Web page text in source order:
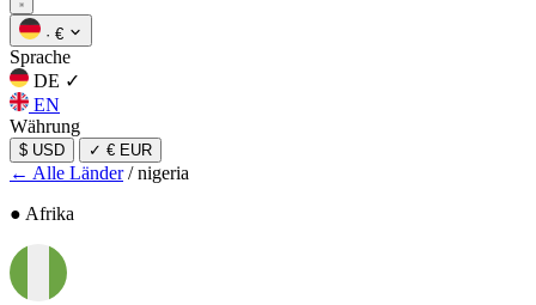
· €
Sprache
DE ✓
EN
Währung
$ USD ✓ € EUR
← Alle Länder / nigeria
● Afrika